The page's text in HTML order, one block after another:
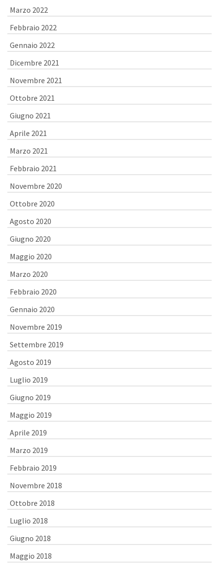
Marzo 2022
Febbraio 2022
Gennaio 2022
Dicembre 2021
Novembre 2021
Ottobre 2021
Giugno 2021
Aprile 2021
Marzo 2021
Febbraio 2021
Novembre 2020
Ottobre 2020
Agosto 2020
Giugno 2020
Maggio 2020
Marzo 2020
Febbraio 2020
Gennaio 2020
Novembre 2019
Settembre 2019
Agosto 2019
Luglio 2019
Giugno 2019
Maggio 2019
Aprile 2019
Marzo 2019
Febbraio 2019
Novembre 2018
Ottobre 2018
Luglio 2018
Giugno 2018
Maggio 2018